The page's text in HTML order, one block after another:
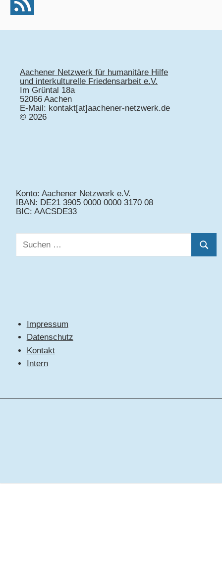
Aachener Netzwerk für humanitäre Hilfe
und interkulturelle Friedensarbeit e.V.
Im Grüntal 18a
52066 Aachen
E-Mail: kontakt[at]aachener-netzwerk.de
© 2026
Konto: Aachener Netzwerk e.V.
IBAN: DE21 3905 0000 0000 3170 08
BIC: AACSDE33
Suchen
nach:
Impressum
Datenschutz
Kontakt
Intern